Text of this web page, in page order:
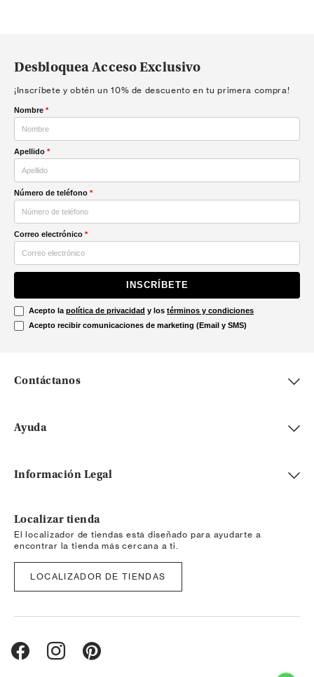
Desbloquea Acceso Exclusivo
¡Inscríbete y obtén un 10% de descuento en tu primera compra!
Nombre *
Apellido *
Número de teléfono *
Correo electrónico *
INSCRÍBETE
Acepto la política de privacidad y los términos y condiciones
Acepto recibir comunicaciones de marketing (Email y SMS)
Contáctanos
Ayuda
Información Legal
Localizar tienda
El localizador de tiendas está diseñado para ayudarte a
encontrar la tienda más cercana a ti.
LOCALIZADOR DE TIENDAS